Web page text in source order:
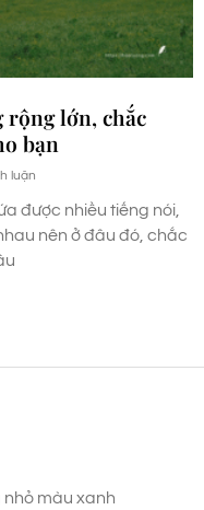
rộng lớn, chắc
bạn
luận
được nhiều tiếng nói,
nên ở đâu đó, chắc
màu xanh